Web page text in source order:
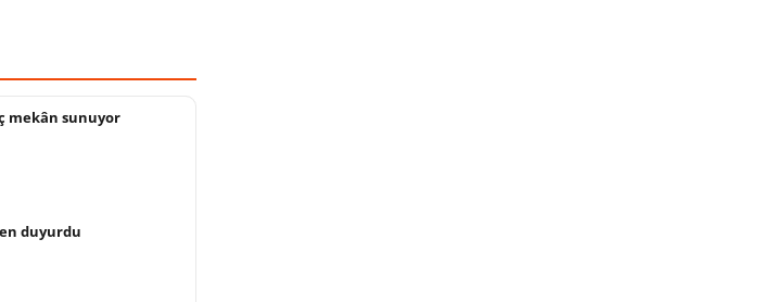
mekân sunuyor
duyurdu